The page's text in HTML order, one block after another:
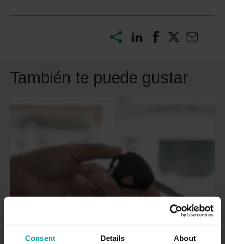
Consent Details About
También te puede gustar